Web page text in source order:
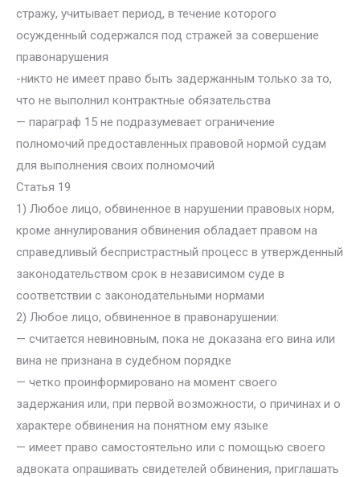
стражу, учитывает период, в течение которого
осужденный содержался под стражей за совершение
правонарушения
-никто не имеет право быть задержанным только за то,
что не выполнил контрактные обязательства
— параграф 15 не подразумевает ограничение
полномочий предоставленных правовой нормой судам
для выполнения своих полномочий
Статья 19
1) Любое лицо, обвиненное в нарушении правовых норм,
кроме аннулирования обвинения обладает правом на
справедливый беспристрастный процесс в утвержденный
законодательством срок в независимом суде в
соответствии с законодательными нормами
2) Любое лицо, обвиненное в правонарушении:
— считается невиновным, пока не доказана его вина или
вина не признана в судебном порядке
— четко проинформировано на момент своего
задержания или, при первой возможности, о причинах и о
характере обвинения на понятном ему языке
— имеет право самостоятельно или с помощью своего
адвоката опрашивать свидетелей обвинения, приглашать